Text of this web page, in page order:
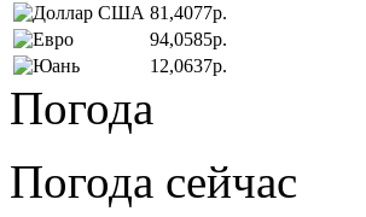
81,4077р.
94,0585р.
12,0637р.
Погода
Погода сейчас